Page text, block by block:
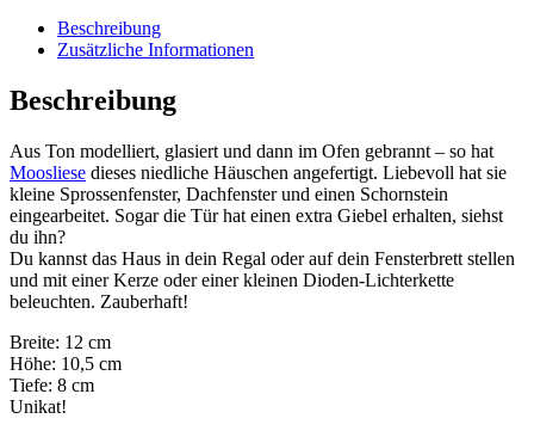
Beschreibung
Zusätzliche Informationen
Beschreibung
Aus Ton modelliert, glasiert und dann im Ofen gebrannt – so hat
Moosliese dieses niedliche Häuschen angefertigt. Liebevoll hat sie
kleine Sprossenfenster, Dachfenster und einen Schornstein
eingearbeitet. Sogar die Tür hat einen extra Giebel erhalten, siehst
du ihn?
Du kannst das Haus in dein Regal oder auf dein Fensterbrett stellen
und mit einer Kerze oder einer kleinen Dioden-Lichterkette
beleuchten. Zauberhaft!
Breite: 12 cm
Höhe: 10,5 cm
Tiefe: 8 cm
Unikat!